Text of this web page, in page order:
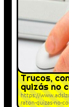
Trucos,
quizás no
https://
raton-quizas-no-